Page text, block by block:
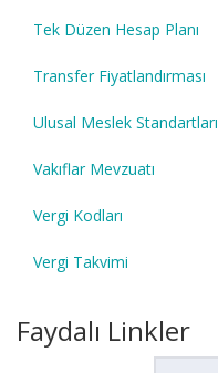
Tek Düzen Hesap Planı
Transfer Fiyatlandırması
Ulusal Meslek Standartları
Vakıflar Mevzuatı
Vergi Kodları
Vergi Takvimi
Faydalı Linkler